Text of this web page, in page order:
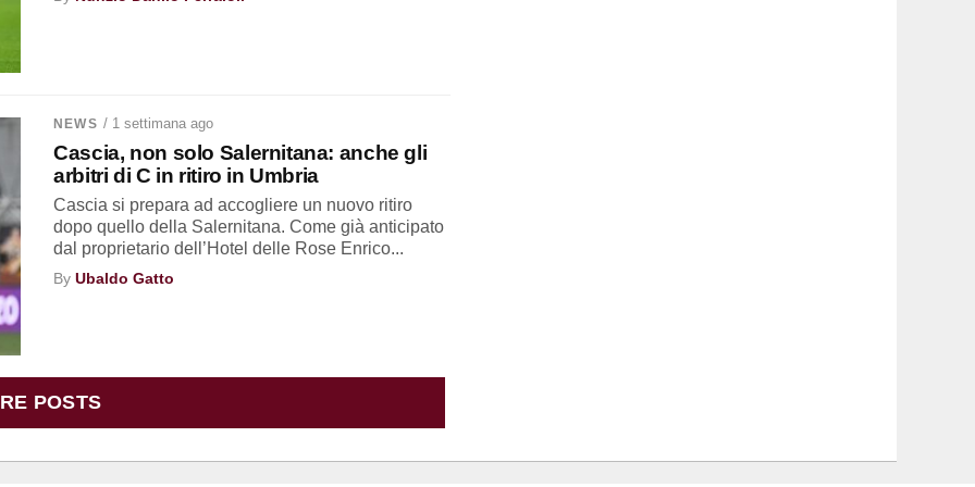
NEWS / 1 settimana ago
Cascia, non solo Salernitana: anche gli
arbitri di C in ritiro in Umbria
Cascia si prepara ad accogliere un nuovo ritiro
dopo quello della Salernitana. Come già anticipato
dal proprietario dell’Hotel delle Rose Enrico...
ByUbaldo Gatto
POSTS